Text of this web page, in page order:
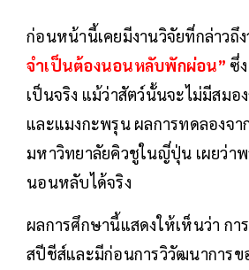
ก่อนหน้านี้เคยมีงานวิจัยที่กล่าวถึง
จำเป็นต้องนอนหลับพักผ่อน” ซึ่
เป็นจริง แม้ว่าสัตว์นั้นจะไม่มีสมอ
และแมงกะพรุน ผลการทดลองจา
มหาวิทยาลัยคิวชูในญี่ปุ่น เผยว่า
นอนหลับได้จริง
ผลการศึกษานี้แสดงให้เห็นว่า ก
สปีชีส์และมีก่อนการวิวัฒนาการข